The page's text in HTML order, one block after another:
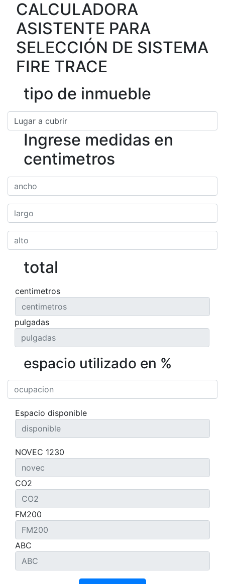
CALCULADORA
ASISTENTE PARA
SELECCIÓN DE SISTEMA
FIRE TRACE
tipo de inmueble
Ingrese medidas en
centimetros
total
centimetros
pulgadas
espacio utilizado en %
Espacio disponible
NOVEC 1230
CO2
FM200
ABC